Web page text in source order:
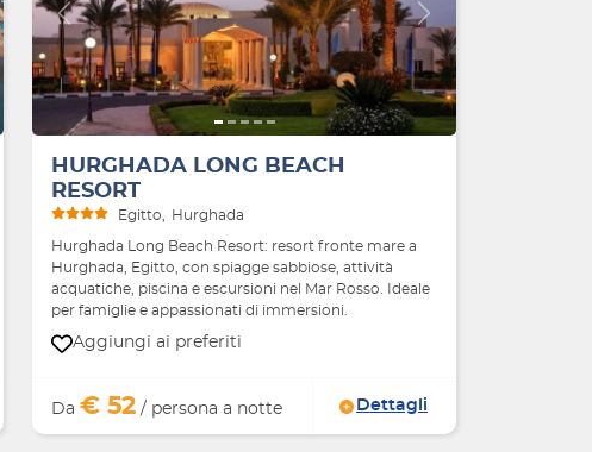
Indietro Avanti
HURGHADA LONG BEACH
RESORT
Egitto Hurghada
Hurghada Long Beach Resort: resort fronte mare a
Hurghada, Egitto, con spiagge sabbiose, attività
acquatiche, piscina e escursioni nel Mar Rosso. Ideale
per famiglie e appassionati di immersioni.
Aggiungi ai preferiti
Da € 52 / persona a notte Dettagli